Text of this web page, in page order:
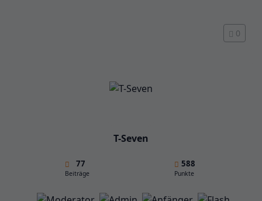
0
T-Seven
77
Beiträge
588
Punkte